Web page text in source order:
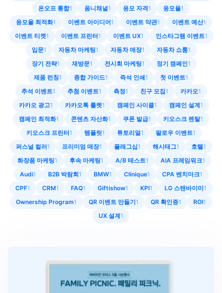
온오프 통합1 옴니채널1 응모 자격1 응모율1
응모율 최적화1 이벤트 아이디어1 이벤트 약관1 이벤트 예산1
이벤트 티켓1 이벤트 프린터1 이벤트 UX1 인스타그램 이벤트1
입문1 자동차 마케팅1 자동차 매장1 자동차 쇼룸1
장기 전략1 재방문1 전시회 마케팅1 정기 캠페인1
제품 런칭1 종합 가이드1 즉석 인쇄1 첫 이벤트1
추석 이벤트1 추첨 이벤트1 측정1 친구 모집1 카카오1
카카오 광고1 카카오톡 룰렛1 캠페인 사이클1 캠페인 설계1
캠페인 최적화1 콘텐츠 자산화1 쿠폰 발급1 키오스크 렌탈1
키오스크 프린터1 템플릿1 튜토리얼1 팔로우 이벤트1
퍼스널 컬러1 프리미엄 매장1 플래그십1 해시태그1 호텔1
화장품 마케팅1 후속 마케팅1 A/B 테스트1 AIA 프레임워크1
Audi1 B2B 박람회1 BMW1 Clinique1 CPA 벤치마크1
CPF1 CRM1 FAQ1 Giftishow1 KPI1 LG 스탠바이미1
Ownership Program1 QR 이벤트 만들기1 QR 확인증1 ROI1
UX 설계1